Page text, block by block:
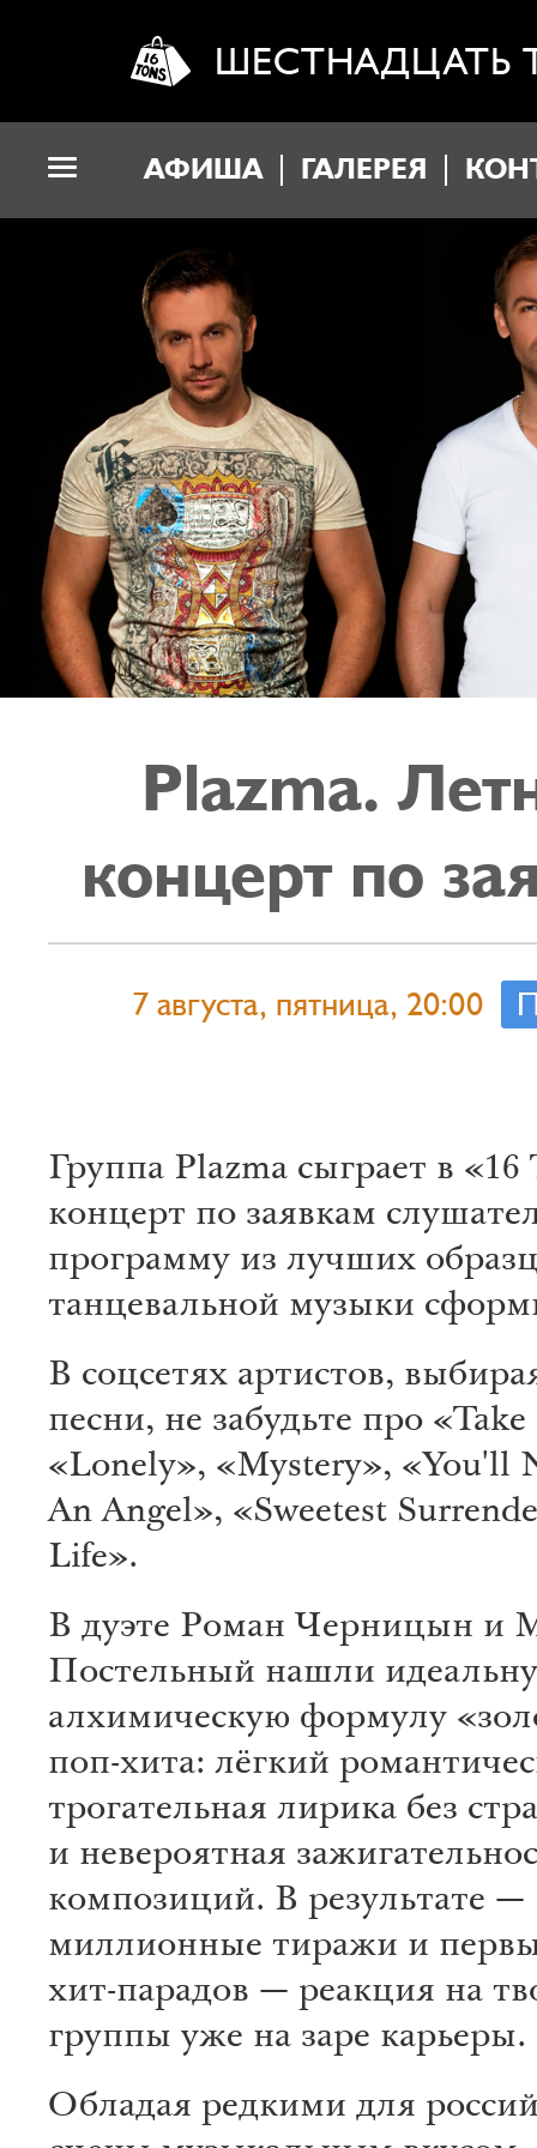
ШЕСТНАДЦАТЬ
АФИША ГАЛЕРЕЯ
Plazma.
концерт по
7 августа, пятница, 20:00
Группа Plazma сыграет в «16
концерт по заявкам
программу из лучших
танцевальной музыки
В соцсетях артистов,
песни, не забудьте про
«Lonely», «Mystery», «You'll
An Angel», «Sweetest
Life».
В дуэте Роман Черницын и
Постельный нашли
алхимическую формулу
поп-хита: лёгкий
трогательная лирика без
и невероятная
композиций. В результате —
миллионные тиражи и
хит-парадов — реакция на
группы уже на заре карьеры.
Обладая редкими для